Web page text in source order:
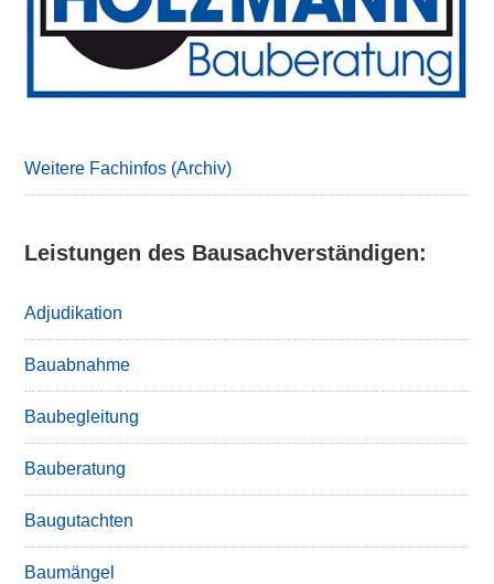
Weitere Fachinfos (Archiv)
Leistungen des Bausachverständigen:
Adjudikation
Bauabnahme
Baubegleitung
Bauberatung
Baugutachten
Baumängel